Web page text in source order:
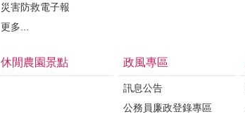
災害防救電子報
更多...
休閒農園景點 政風專區
訊息公告
公務員廉政登錄專區